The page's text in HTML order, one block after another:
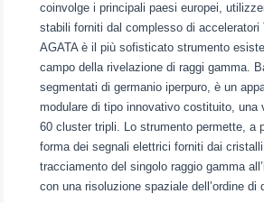
coinvolge i principali paesi europei,
stabili forniti dal complesso di acceleratori
AGATA è il più sofisticato strumento
campo della rivelazione di raggi gamma.
segmentati di germanio iperpuro, è un
modulare di tipo innovativo costituito, una
60 cluster tripli. Lo strumento permette, a
forma dei segnali elettrici forniti dai
tracciamento del singolo raggio gamma
con una risoluzione spaziale dell’ordine di